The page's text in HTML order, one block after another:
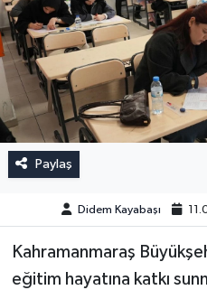
Paylaş
Didem Kayabaşı
Kahramanmaraş
eğitim hayatına katkı